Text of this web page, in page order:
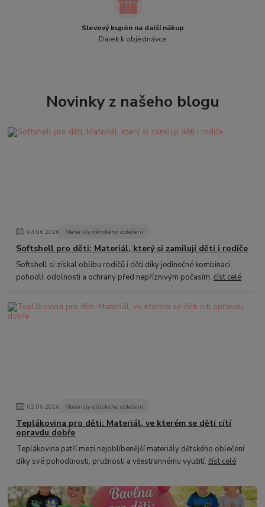
Slevový kupón na další nákup
Dárek k objednávce
Novinky z našeho blogu
04.06.2026 Materiály dětského oblečení
Softshell pro děti: Materiál, který si zamilují děti i rodiče
Softshell si získal oblibu rodičů i dětí díky jedinečné kombinaci
pohodlí, odolnosti a ochrany před nepříznivým počasím.číst celé
02.06.2026 Materiály dětského oblečení
Teplákovina pro děti: Materiál, ve kterém se děti cítí
opravdu dobře
Teplákovina patří mezi nejoblíbenější materiály dětského oblečení
díky své pohodlnosti, pružnosti a všestrannému využití.číst celé